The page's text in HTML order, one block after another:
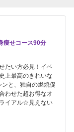
痩せコース90分
たい方必見！イベ
上最高のきれいな
と、独自の燃焼促
わせた超お得なオ
イアル☆見えない